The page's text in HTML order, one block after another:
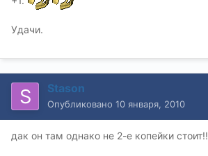
Удачи.
Stason
Опубликовано 10 января, 2010
дак он там однако не 2-е копейки